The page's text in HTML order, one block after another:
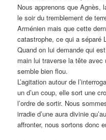
Nous apprenons que Agnès,
le soir du tremblement de
Arménien mais que cette
catastrophe, ce qui a séparé
Quand on lui demande qui
main lui traverse la tête
semble bien flou.
L’agitation autour de
un d’un coup, elle sort une
l’ordre de sortir. Nous
irradie d’une aura divinie
affronter, nous sortons donc